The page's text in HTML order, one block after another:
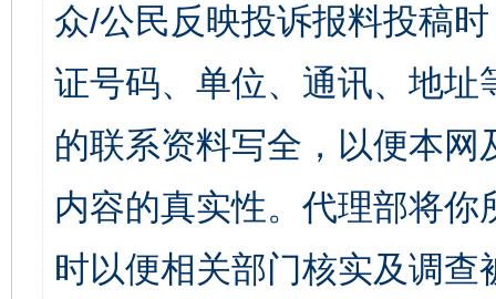
众/公民反映投诉报料投稿
证号码、单位、通讯、地
的联系资料写全，以便本
内容的真实性。代理部将
时以便相关部门核实及调